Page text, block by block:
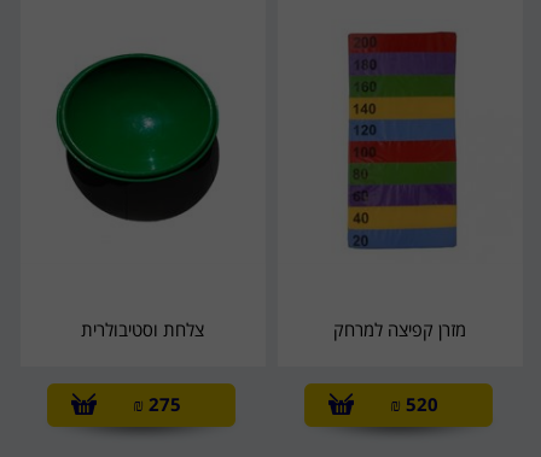
מזרן קפיצה למרחק
520
₪
צלחת וסטיבולרית
275
₪